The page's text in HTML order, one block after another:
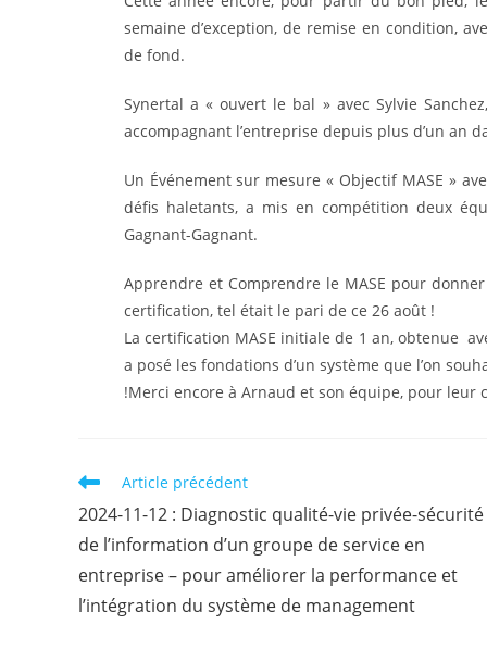
semaine d’exception, de remise en condition,
de fond.
Synertal a « ouvert le bal » avec Sylvie
accompagnant l’entreprise depuis plus d’un an
Un Événement sur mesure « Objectif MASE »
défis haletants, a mis en compétition deux
Gagnant-Gagnant.
Apprendre et Comprendre le MASE pour
certification, tel était le pari de ce 26 août !
La certification MASE initiale de 1 an, obtenue
a posé les fondations d’un système que l’on
!Merci encore à Arnaud et son équipe, pour
Read
articles
Article précédent
2024-11-12 : Diagnostic qualité-vie privée-sécurité
de l’information d’un groupe de service en
entreprise – pour améliorer la performance et
l’intégration du système de management